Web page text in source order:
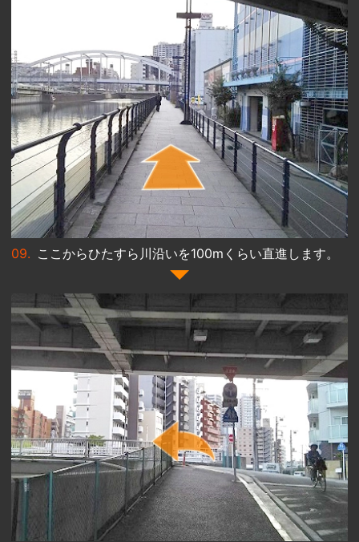
ここからひたすら川沿いを100mくらい直進します。